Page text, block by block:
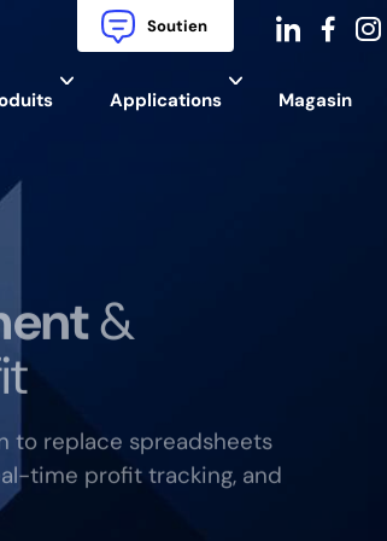
Soutien
Applications Magasin
&
to replace spreadsheets
time profit tracking, and